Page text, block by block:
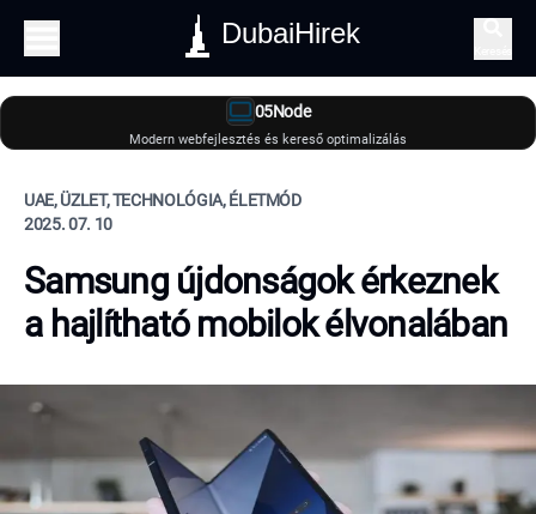
DubaiHirek
05Node
Modern webfejlesztés és kereső optimalizálás
UAE, ÜZLET, TECHNOLÓGIA, ÉLETMÓD
2025. 07. 10
Samsung újdonságok érkeznek
a hajlítható mobilok élvonalában